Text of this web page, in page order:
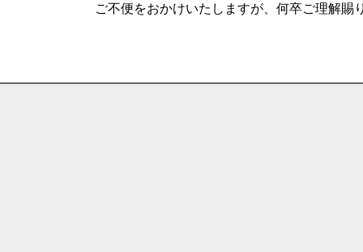
ご不便をおかけいたしますが、何卒ご理解賜